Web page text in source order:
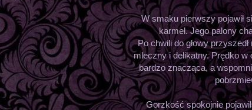
W smaku pierwszy pojawił
karmel. Jego palony
Po chwili do głowy
mleczny i delikatny. Prędko w
bardzo znacząca, a
Gorzkość spokojnie